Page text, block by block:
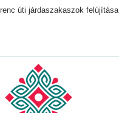
úti járdaszakaszok felújítása